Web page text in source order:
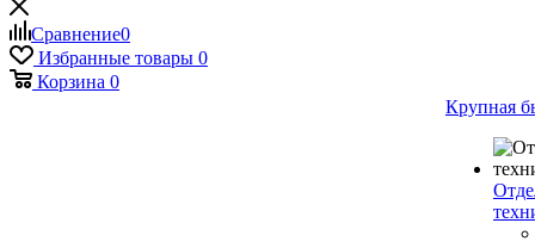
Сравнение0
Избранные товары 0
Корзина 0
Крупная